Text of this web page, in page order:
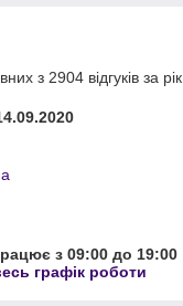
з 2904 відгуків за рік
з 09:00 до 19:00
графік роботи